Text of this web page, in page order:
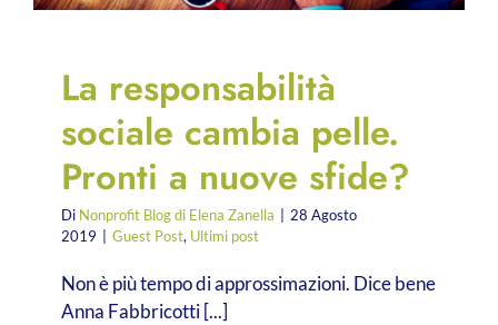
La responsabilità
sociale cambia pelle.
Pronti a nuove sfide?
Di Nonprofit Blog di Elena Zanella
28 Agosto
2019
Guest Post, Ultimi post
Non è più tempo di approssimazioni. Dice bene
Anna Fabbricotti [...]